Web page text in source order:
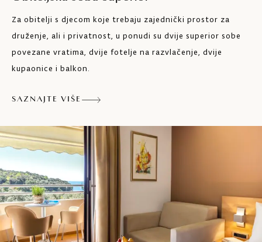
Sušilo za kosu
Balkon
Max. 2 odrasle osobe i 2 djece do 11 godina
Za obitelji s djecom koje trebaju zajednički prostor za
druženje, ali i privatnost, u ponudi su dvije superior sobe
povezane vratima, dvije fotelje na razvlačenje, dvije
kupaonice i balkon.
SAZNAJTE VIŠE